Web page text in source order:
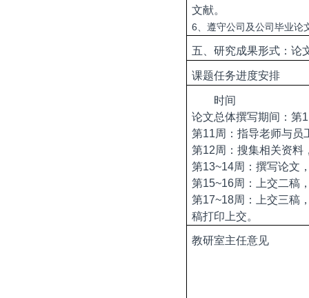
文献。
6 、遵守公司及公司毕业
五、研究成果形式： 论
课题任务进度安排
时间
论文总体撰写期间：第
第11周：指导老师与员
第12周：搜集相关资料
第13~14周：撰写论文
第15~16周：上交二稿
第17~18周：上交三稿
稿打印上交。
教研室主任意见